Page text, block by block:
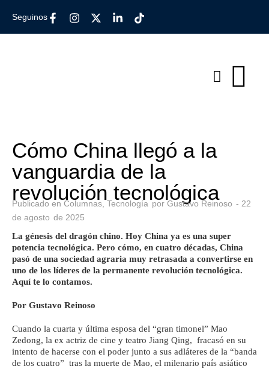
Seguinos
Cómo China llegó a la
vanguardia de la
revolución tecnológica
Publicado en Columnas Tecnología por Gustavo Reinoso - 22
de agosto de 2025
La génesis del dragón chino. Hoy China ya es una super
potencia tecnológica. Pero cómo, en cuatro décadas, China
pasó de una sociedad agraria muy retrasada a convertirse en
uno de los líderes de la permanente revolución tecnológica.
Aquí te lo contamos.
Por Gustavo Reinoso
Cuando la cuarta y última esposa del “gran timonel” Mao
Zedong, la ex actriz de cine y teatro Jiang Qing, fracasó en su
intento de hacerse con el poder junto a sus adláteres de la “banda
de los cuatro” tras la muerte de Mao, el milenario país asiático